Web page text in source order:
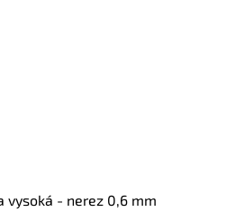
vysoká - nerez 0,6 mm